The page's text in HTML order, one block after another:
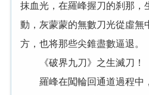
抹血光，在羅峰握刀的刹那，
動，灰蒙蒙的無數刀光從虛無
方，也将那些尖錐盡數逼退。
《破界九刀》之生滅刀！
羅峰在闖輪回通道過程中